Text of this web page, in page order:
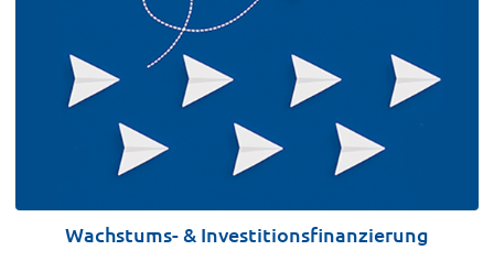
Wachstums- & Investitionsfinanzierung